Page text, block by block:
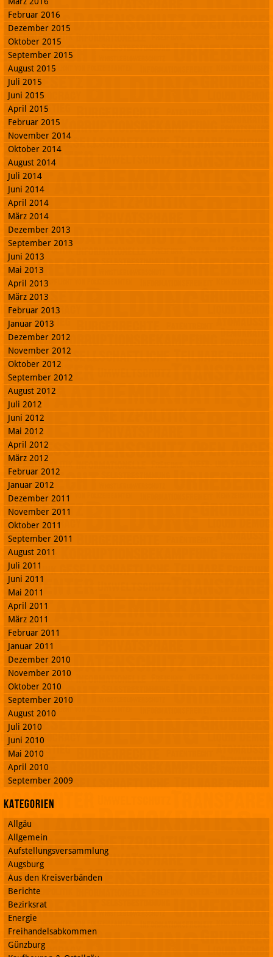
Februar 2016
Dezember 2015
Oktober 2015
September 2015
August 2015
Juli 2015
Juni 2015
April 2015
Februar 2015
November 2014
Oktober 2014
August 2014
Juli 2014
Juni 2014
April 2014
März 2014
Dezember 2013
September 2013
Juni 2013
Mai 2013
April 2013
März 2013
Februar 2013
Januar 2013
Dezember 2012
November 2012
Oktober 2012
September 2012
August 2012
Juli 2012
Juni 2012
Mai 2012
April 2012
März 2012
Februar 2012
Januar 2012
Dezember 2011
November 2011
Oktober 2011
September 2011
August 2011
Juli 2011
Juni 2011
Mai 2011
April 2011
März 2011
Februar 2011
Januar 2011
Dezember 2010
November 2010
Oktober 2010
September 2010
August 2010
Juli 2010
Juni 2010
Mai 2010
April 2010
September 2009
Kategorien
Allgäu
Allgemein
Aufstellungsversammlung
Augsburg
Aus den Kreisverbänden
Berichte
Bezirksrat
Energie
Freihandelsabkommen
Günzburg